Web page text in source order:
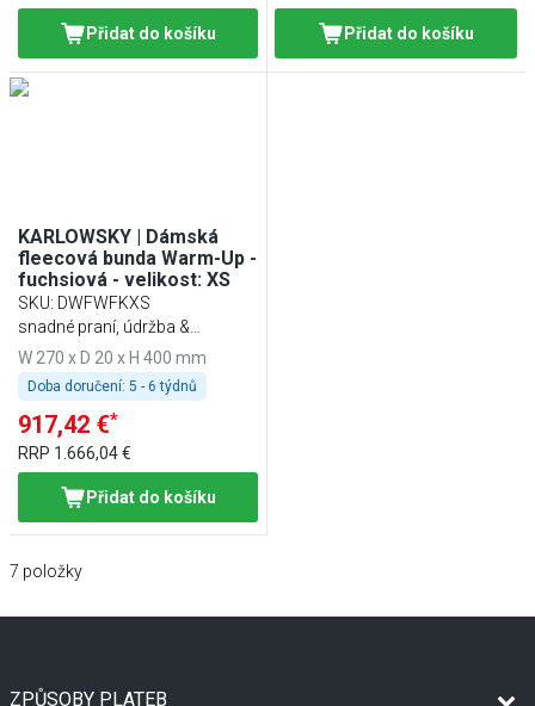
Přidat do košíku Přidat do košíku
KARLOWSKY | Dámská
fleecová bunda Warm-Up -
fuchsiová - velikost: XS
SKU: DWFWFKXS
snadné praní, údržba &
udržitelnost
W 270 x D 20 x H 400 mm
Doba doručení: 5 - 6 týdnů
917,42 €*
RRP 1.666,04 €
Přidat do košíku
7 položky
ZPŮSOBY PLATEB